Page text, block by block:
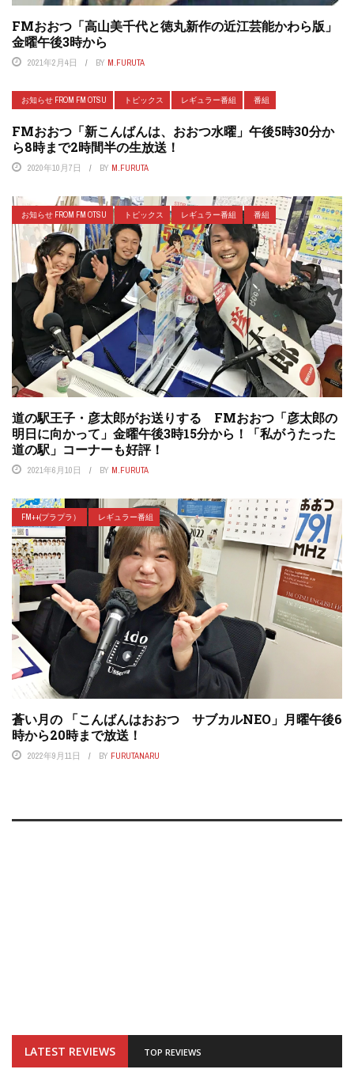
FMおおつ「高山美千代と徳丸新作の近江芸能かわら版」
金曜午後3時から
2021年2月4日 BY M.FURUTA
お知らせ FROM FM OTSU トピックス レギュラー番組 番組
FMおおつ「新こんばんは、おおつ水曜」午後5時30分か
ら8時まで2時間半の生放送！
2020年10月7日 BY M.FURUTA
お知らせ FROM FM OTSU トピックス レギュラー番組 番組
道の駅王子・彦太郎がお送りする FMおおつ「彦太郎の
明日に向かって」金曜午後3時15分から！「私がうたった
道の駅」コーナーも好評！
2021年6月10日 BY M.FURUTA
FM++(プラプラ） レギュラー番組
蒼い月の 「こんばんはおおつ サブカルNEO」月曜午後6
時から20時まで放送！
2022年9月11日 BY FURUTANARU
LATEST REVIEWS TOP REVIEWS